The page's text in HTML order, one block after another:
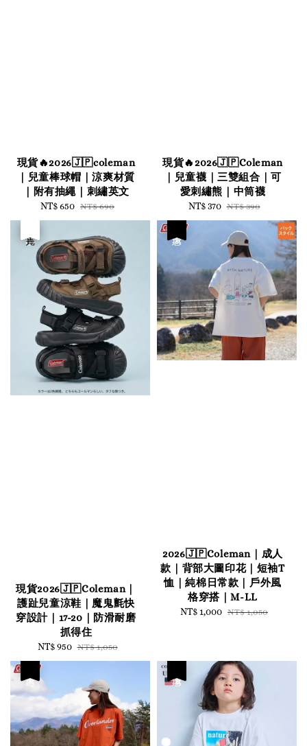
現貨🔥2026🇯🇵coleman
｜兒童棒球帽｜涼爽材質
｜附有抽繩｜刺繡英文
Sale
price
NT$ 650 Regular
price
NT$ 690
現貨🔥2026🇯🇵Coleman
｜兒童襪｜三雙組合｜可
愛刺繡熊｜中筒襪
Sale
price
NT$ 370 Regular
price
NT$ 390
現貨2026🇯🇵Coleman｜
護趾兒童涼鞋｜魔鬼氈快
穿設計｜17-20｜防滑耐磨
抓得住
Sale
price
NT$ 950 Regular
price
NT$ 1,050
2026🇯🇵Coleman｜成人
款｜背部大圖印花｜短袖T
恤｜純棉日常款｜戶外風
格穿搭｜M-LL
Sale
NT$ 1,000 Regular
NT$ 1,050